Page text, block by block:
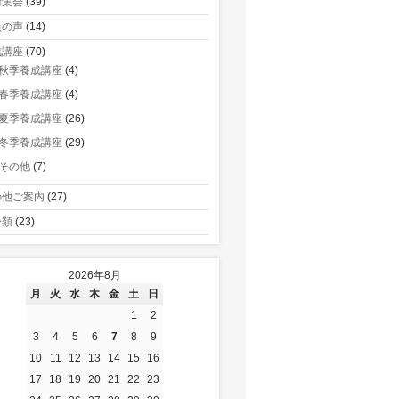
声 (14)
座 (70)
季養成講座 (4)
季養成講座 (4)
夏季養成講座 (26)
季養成講座 (29)
その他 (7)
ご案内 (27)
(23)
2026年8月
月
火 水 木 金 土
日
1
2
3
4 5 6 7 8
9
10
11 12 13 14 15
16
17
18 19 20 21 22
23